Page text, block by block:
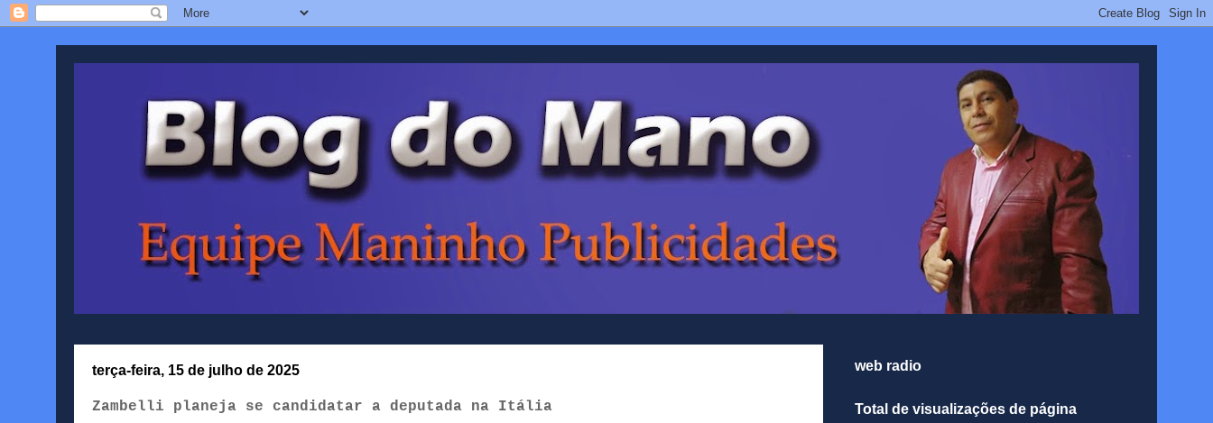
terça-feira, 15 de julho de 2025
Zambelli planeja se candidatar a deputada na Itália
web radio
Total de visualizações de página